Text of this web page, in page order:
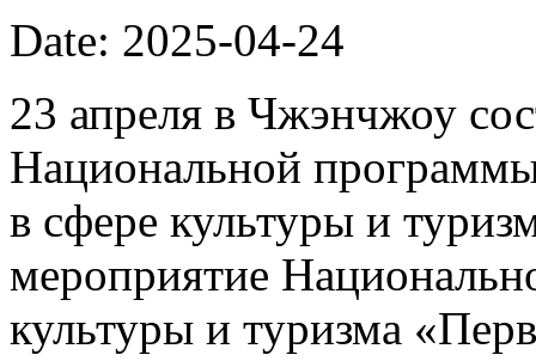
Date: 2025-04-24
23 апреля в Чжэнчжоу
Национальной
в сфере культуры и
мероприятие
культуры и туризма